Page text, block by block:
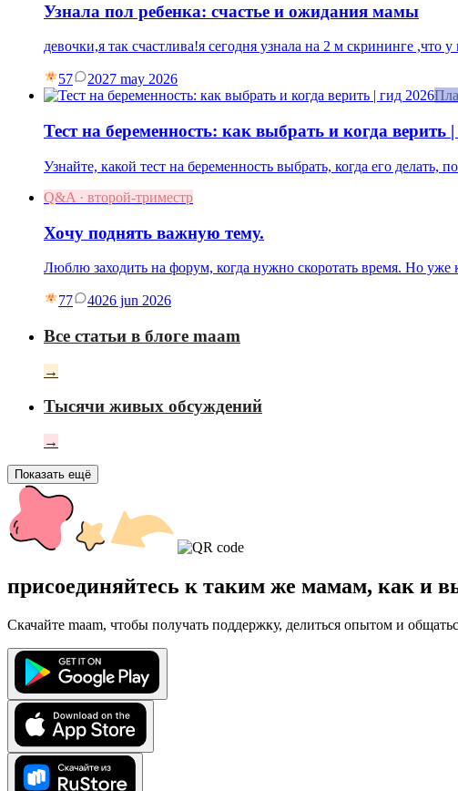
Узнала пол ребенка: счастье и ожидания мамы
девочки,я так счастлива!я сегодня узнала на 2 м скрининге ,что
57 2027 may 2026
Тест на беременность: как выбрать и когда верить
Узнайте, какой тест на беременность выбрать, когда его
Q&A · второй-триместр
Хочу поднять важную тему.
Люблю заходить на форум, когда нужно скоротать время. Но
77 4026 jun 2026
Все статьи в блоге maam
→
Тысячи живых обсуждений
→
Показать ещё
присоединяйтесь к таким же мамам, как и
Скачайте maam, чтобы получать поддержку, делиться опытом и